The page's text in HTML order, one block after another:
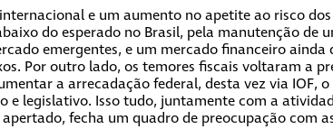
e um aumento no apetite ao risco
do esperado no Brasil, pela manutenção de
emergentes, e um mercado financeiro ainda
Por outro lado, os temores fiscais voltaram a
a arrecadação federal, desta vez via IOF,
e legislativo. Isso tudo, juntamente com a
fecha um quadro de preocupação com